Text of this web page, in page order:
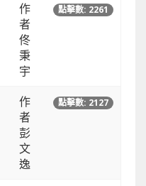
作
者
佟
秉
宇
點擊數: 2261
作
者
彭
文
逸
點擊數: 2127